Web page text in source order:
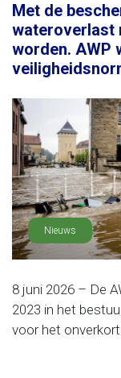
Met de
wateroverlast
worden. AWP
Nieuws
8 juni 2026 – De
2023 in het
voor het